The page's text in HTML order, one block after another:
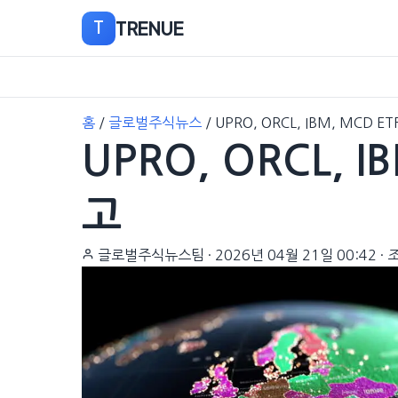
T TRENUE
홈 / 글로벌주식뉴스 / UPRO, ORCL, IBM, MCD
UPRO, ORCL,
고
글로벌주식뉴스팀 · 2026년 04월 21일 00:42 ·